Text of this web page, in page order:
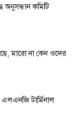
অনুসন্ধান কমিটি
মারো না কেন ওদের
টার্মিনাল